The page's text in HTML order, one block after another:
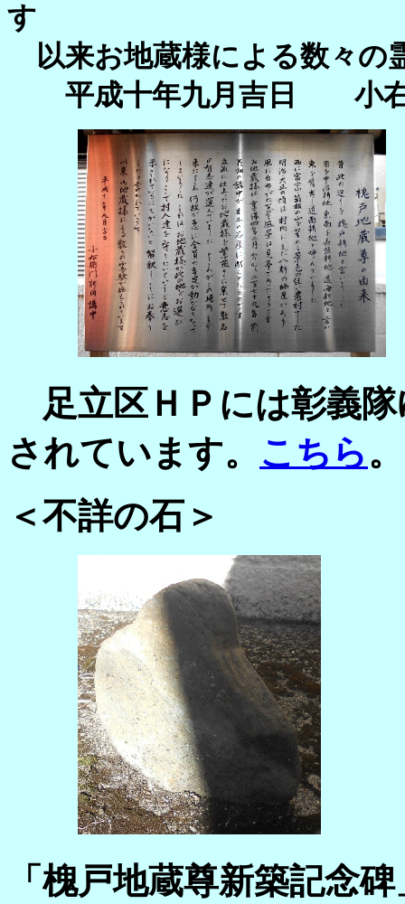
す
以来お地蔵様による数々の
平成十年九月吉日 小右
足立区ＨＰには彰義
されています。 こちら。
＜不詳の石＞
「槐戸地蔵尊新築記念碑